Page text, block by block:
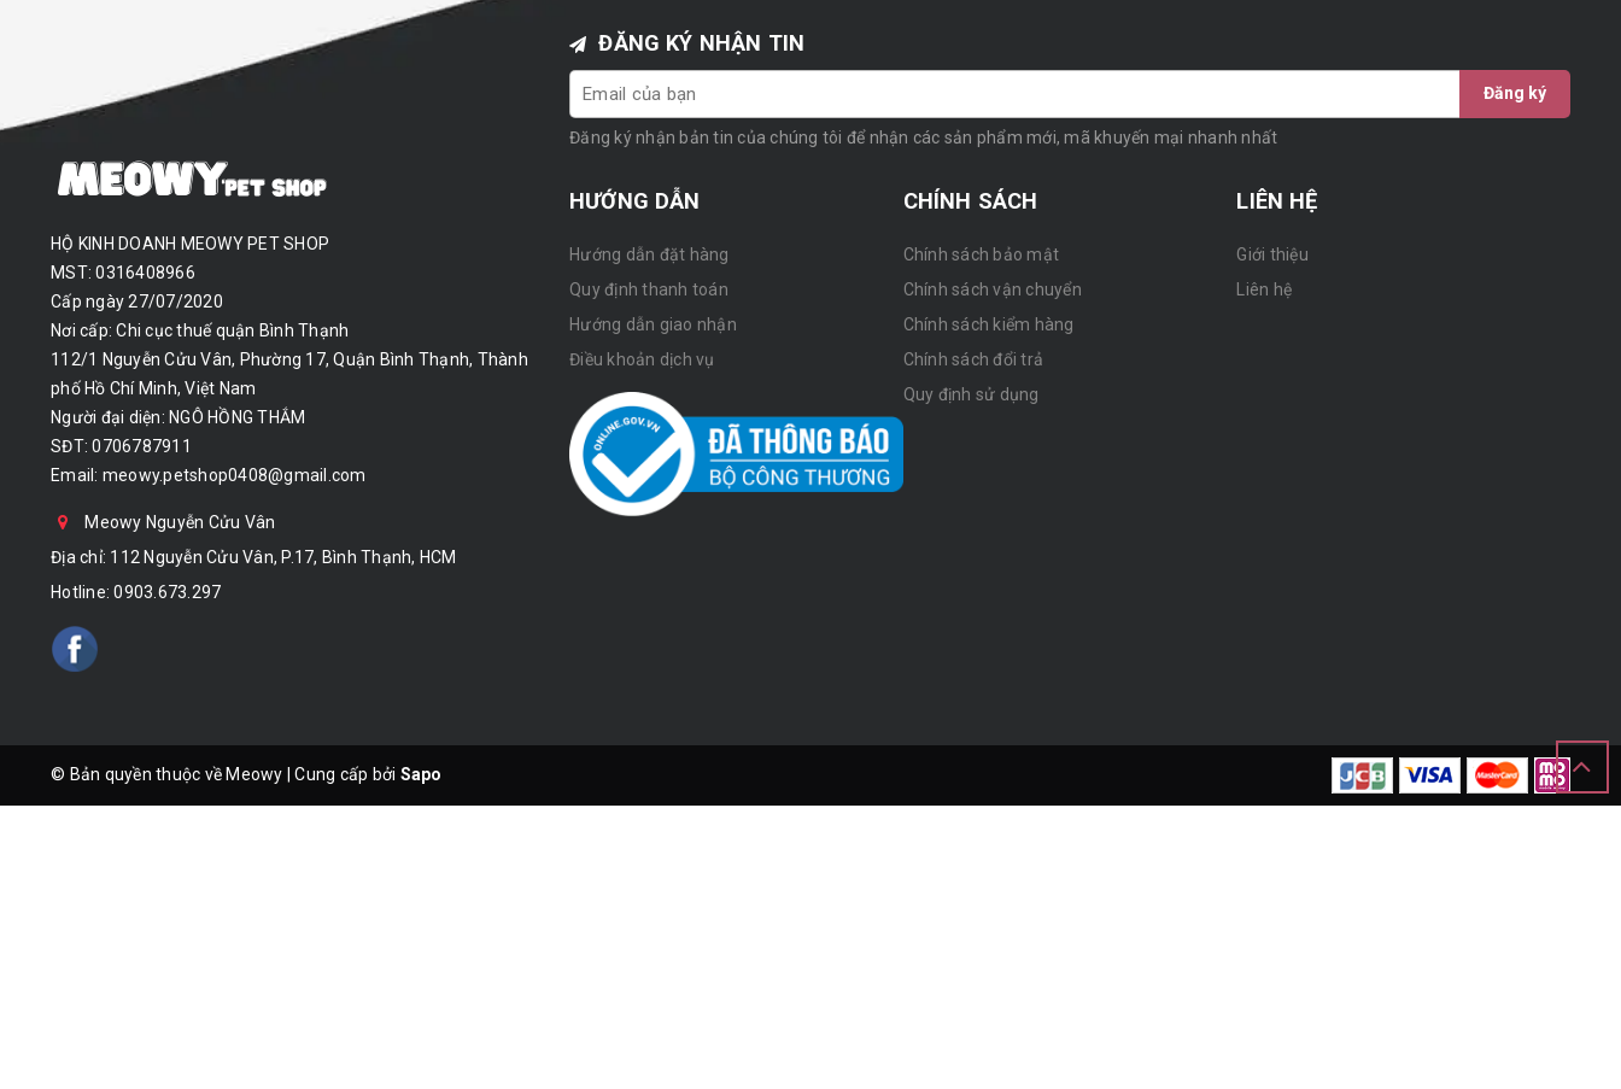
HỘ KINH DOANH MEOWY PET SHOP
MST: 0316408966
Cấp ngày 27/07/2020
Nơi cấp: Chi cục thuế quận Bình Thạnh
112/1 Nguyễn Cửu Vân, Phường 17, Quận Bình Thạnh, Thành
phố Hồ Chí Minh, Việt Nam
Người đại diện: NGÔ HỒNG THẮM
SĐT: 0706787911
Email: meowy.petshop0408@gmail.com
Meowy Nguyễn Cửu Vân
Địa chỉ: 112 Nguyễn Cửu Vân, P.17, Bình Thạnh, HCM
Hotline:0903.673.297
ĐĂNG KÝ NHẬN TIN
Đăng ký
Đăng ký nhận bản tin của chúng tôi để nhận các sản phẩm mới, mã khuyến mại nhanh nhất
HƯỚNG DẪN
Hướng dẫn đặt hàng
Quy định thanh toán
Hướng dẫn giao nhận
Điều khoản dịch vụ
CHÍNH SÁCH
Chính sách bảo mật
Chính sách vận chuyển
Chính sách kiểm hàng
Chính sách đổi trả
Quy định sử dụng
LIÊN HỆ
Giới thiệu
Liên hệ
© Bản quyền thuộc về Meowy Cung cấp bởi Sapo